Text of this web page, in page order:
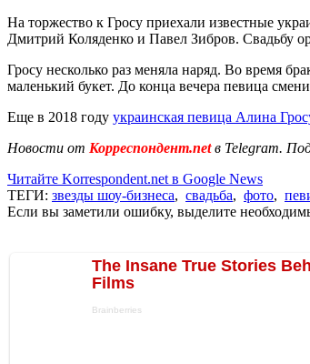
На торжество к Гросу приехали известные
Дмитрий Коляденко и Павел Зибров. Свадьбу
Гросу несколько раз меняла наряд. Во время
маленький букет. До конца вечера певица
Еще в 2018 году украинская певица Алина
Новости от Корреспондент.netв Telegram.
Читайте Korrespondent.net в Google News
ТЕГИ: звезды шоу-бизнеса, свадьба, фото,
Если вы заметили ошибку, выделите